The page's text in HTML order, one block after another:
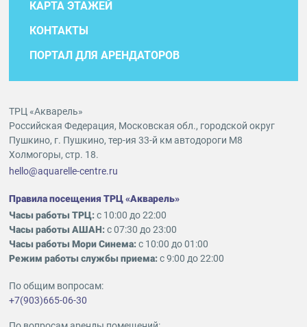
КАРТА ЭТАЖЕЙ
КОНТАКТЫ
ПОРТАЛ ДЛЯ АРЕНДАТОРОВ
ТРЦ «Акварель»
Российская Федерация, Московская обл., городской округ
Пушкино, г. Пушкино, тер-ия 33-й км автодороги М8
Холмогоры, стр. 18.
hello@aquarelle-centre.ru
Правила посещения ТРЦ «Акварель»
Часы работы ТРЦ:с 10:00 до 22:00
Часы работы АШАН:с 07:30 до 23:00
Часы работы Мори Синема:с 10:00 до 01:00
Режим работы службы приема:с 9:00 до 22:00
По общим вопросам:
+7(903)665-06-30